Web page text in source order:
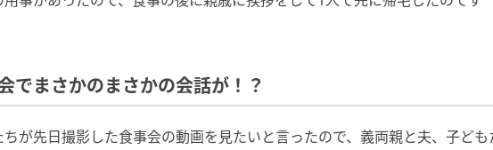
でまさかのまさかの会話が！？
が先日撮影した食事会の動画を見たいと言ったので、義両親と夫、子ども